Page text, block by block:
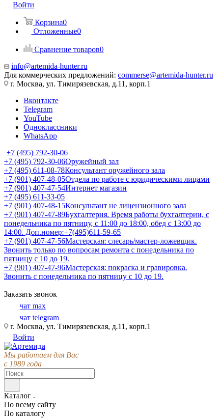
Войти
Корзина0
Отложенные0
Сравнение товаров0
info@artemida-hunter.ru
Для коммерческих предложений: commerse@artemida-hunter.ru
г. Москва, ул. Тимирязевская, д.11, корп.1
Вконтакте
Telegram
YouTube
Одноклассники
WhatsApp
+7 (495) 792-30-06
+7 (495) 792-30-06Оружейный зал
+7 (495) 611-08-78Консультант оружейного зала
+7 (901) 407-48-05Отдела по работе с юридическими лицами
+7 (901) 407-47-54Интернет магазин
+7 (495) 611-33-05
+7 (901) 407-48-15Консультант не лицензионного зала
+7 (901) 407-47-89Бухгалтерия. Время работы бухгалтерии, с
понедельника по пятницу, с 11:00 до 18:00, обед с 13:00 до
14:00. Доп.номер:+7(495)611-59-65
+7 (901) 407-47-56Мастерская: слесарь/мастер-ложевщик.
Звонить только по вопросам ремонта с понедельника по
пятницу с 10 до 19.
+7 (901) 407-47-96Мастерская: покраска и гравировка.
Звонить с понедельника по пятницу с 10 до 19.
Заказать звонок
чат max
чат telegram
г. Москва, ул. Тимирязевская, д.11, корп.1
Войти
Мы работаем для Вас
с 1989 года
Каталог
По всему сайту
По каталогу